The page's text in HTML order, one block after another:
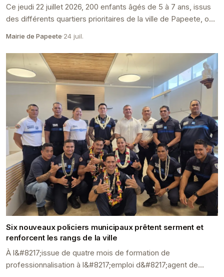
Ce jeudi 22 juillet 2026, 200 enfants âgés de 5 à 7 ans, issus
des différents quartiers prioritaires de la ville de Papeete, ont
Mairie de Papeete·24 juil.
Six nouveaux policiers municipaux prêtent serment et
renforcent les rangs de la ville
À l&#8217;issue de quatre mois de formation de
professionnalisation à l&#8217;emploi d&#8217;agent de